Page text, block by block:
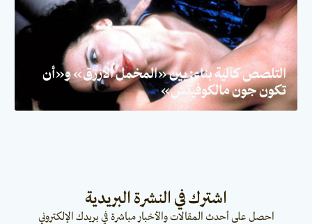
التلصص كآلية بناء: بين «المخمل الأزرق» و«أن
تكون جون مالكوفيتش»
اشترك في النشرة البريدية
احصل على أحدث المقالات والأخبار مباشرة في بريدك الإلكتروني